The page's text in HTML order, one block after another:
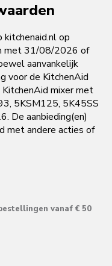
op
met 31/08/2026 of
aanvankelijk
voor de KitchenAid
mixer met
5KSM125, 5K45SS
De aanbieding(en)
met andere acties of
vanaf € 50